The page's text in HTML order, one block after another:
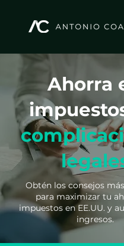
Ahorra
Obtén los consejos
para maximizar tu
impuestos en EE.UU. y
ingresos.